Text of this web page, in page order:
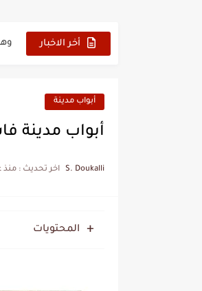
أخر الاخبار
أبواب مدينة
أبواب مدينة
S. Doukalli اخر تحديث : منذ
المحتويات